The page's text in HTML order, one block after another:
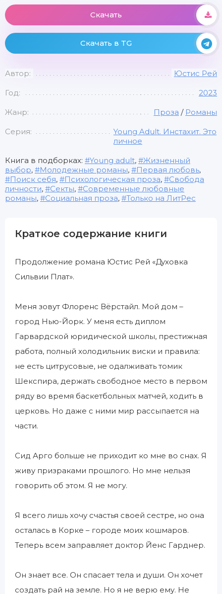
Скачать
Скачать в TG
Автор: Юстис Рей
Год: 2023
Жанр: Проза / Романы
Серия:
Young Adult. Инстахит. Это
личное
Книга в подборках: Young adult,
Жизненный
выбор, Молодежные романы, Первая любовь,
Поиск себя, Психологическая проза,
Свобода
личности, Секты,
Современные любовные
романы, Социальная проза, Только на ЛитРес
Краткое содержание книги
Продолжение романа Юстис Рей «Духовка
Сильвии Плат».
Меня зовут Флоренс Вёрстайл. Мой дом –
город Нью-Йорк. У меня есть диплом
Гарвардской юридической школы, престижная
работа, полный холодильник виски и правила:
не есть цитрусовые, не одалживать томик
Шекспира, держать свободное место в первом
ряду во время баскетбольных матчей, ходить в
церковь. Но даже с ними мир рассыпается на
части.
Сид Арго больше не приходит ко мне во снах. Я
живу призраками прошлого. Но мне нельзя
говорить об этом. Я не могу.
Я всего лишь хочу счастья своей сестре, но она
осталась в Корке – городе моих кошмаров.
Теперь всем заправляет доктор Йенс Гарднер.
Он знает все. Он спасает тела и души. Он хочет
создать рай на земле. Но я не верю ему. Не